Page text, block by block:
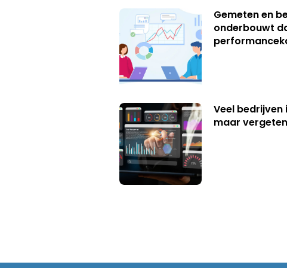
Gemeten en
onderbouwt
Veel bedrijven
maar